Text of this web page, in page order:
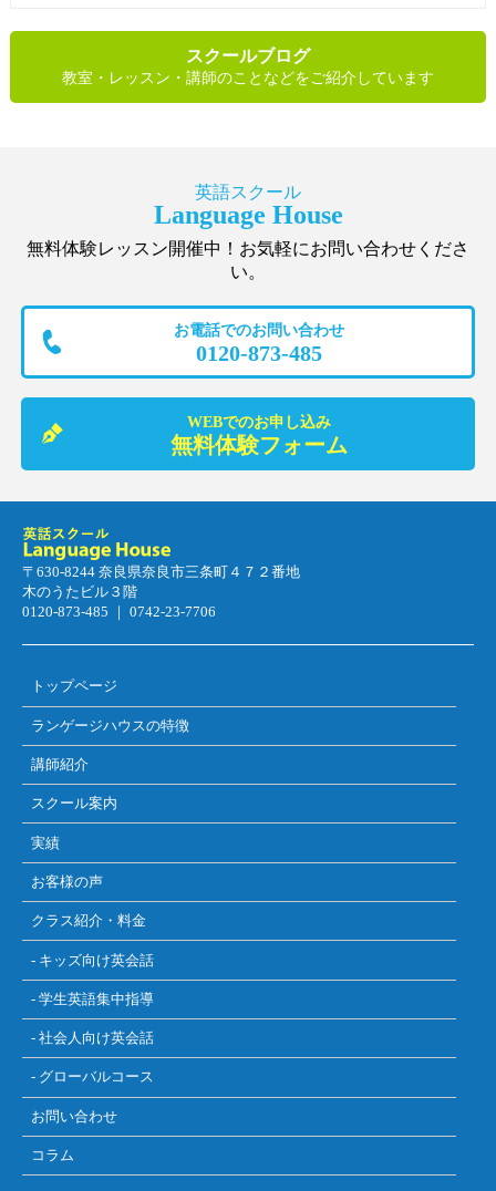
スクールブログ
教室・レッスン・講師のことなどをご紹介しています
英語スクール
Language House
無料体験レッスン開催中！お気軽にお問い合わせくださ
い。
お電話でのお問い合わせ
0120-873-485
WEBでのお申し込み
無料体験フォーム
〒630-8244 奈良県奈良市三条町４７２番地
木のうたビル３階
0120-873-485 ｜ 0742-23-7706
トップページ
ランゲージハウスの特徴
講師紹介
スクール案内
実績
お客様の声
クラス紹介・料金
- キッズ向け英会話
- 学生英語集中指導
- 社会人向け英会話
- グローバルコース
お問い合わせ
コラム